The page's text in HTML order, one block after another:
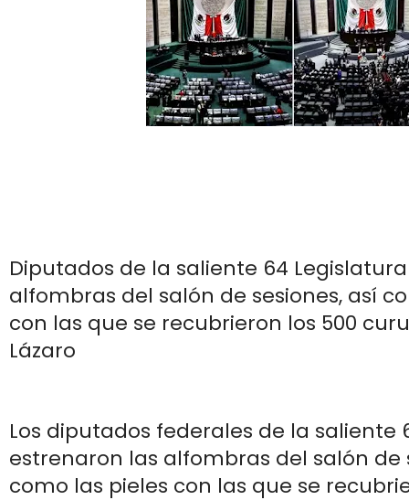
Diputados de la saliente 64
alfombras del salón de sesiones, así
con las que se recubrieron los 500
Lázaro
Los diputados federales de la saliente
estrenaron las alfombras del salón de
como las pieles con las que se